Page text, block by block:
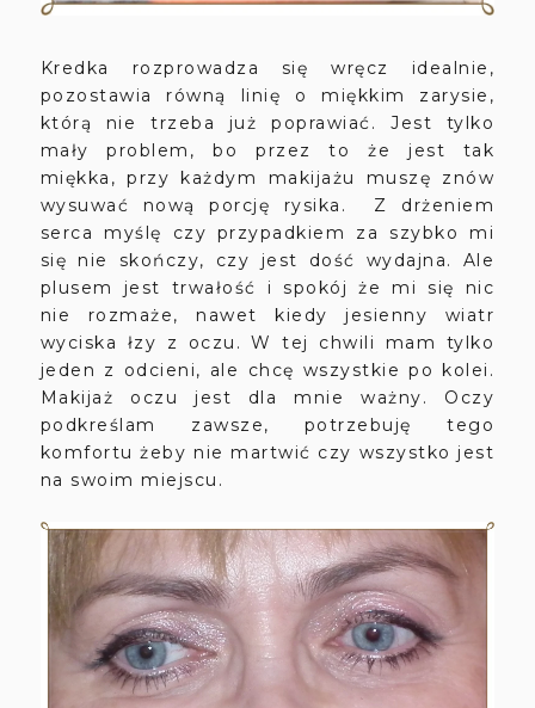
Kredka rozprowadza się wręcz idealnie,
pozostawia równą linię o miękkim zarysie,
którą nie trzeba już poprawiać. Jest tylko
mały problem, bo przez to że jest tak
miękka, przy każdym makijażu muszę znów
wysuwać nową porcję rysika. Z drżeniem
serca myślę czy przypadkiem za szybko mi
się nie skończy, czy jest dość wydajna. Ale
plusem jest trwałość i spokój że mi się nic
nie rozmaże, nawet kiedy jesienny wiatr
wyciska łzy z oczu. W tej chwili mam tylko
jeden z odcieni, ale chcę wszystkie po kolei.
Makijaż oczu jest dla mnie ważny. Oczy
podkreślam zawsze, potrzebuję tego
komfortu żeby nie martwić czy wszystko jest
na swoim miejscu.